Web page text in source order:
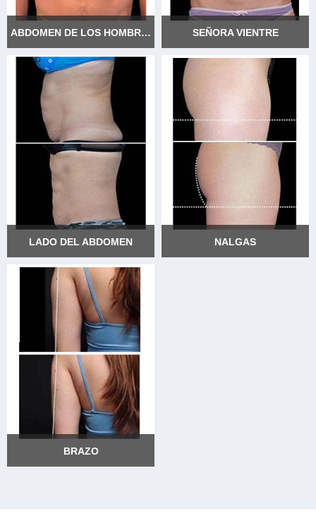
ABDOMEN DE LOS HOMBRES
ABDOMEN DE LOS
HOMBRES
SEÑORA VIENTRE
SEÑORA VIENTRE
LADO DEL ABDOMEN
LADO DEL ABDOMEN
NALGAS
BRAZO